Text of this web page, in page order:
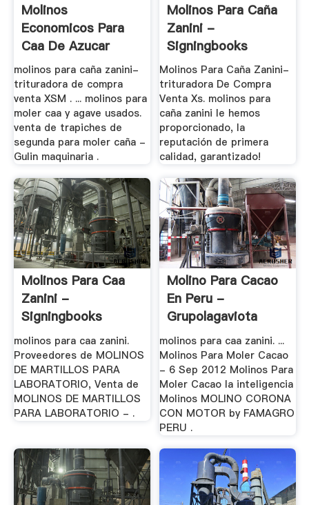
Molinos
Economicos Para
Caa De Azucar
Portatil
molinos para caña zanini-
trituradora de compra
venta XSM . ... molinos para
moler caa y agave usados.
venta de trapiches de
segunda para moler caña -
Gulin maquinaria .
Molinos Para Caña
Zanini -
Signingbooks
Molinos Para Caña Zanini-
trituradora De Compra
Venta Xs. molinos para
caña zanini le hemos
proporcionado, la
reputación de primera
calidad, garantizado!
Molinos Para Caa
Zanini -
Signingbooks
molinos para caa zanini.
Proveedores de MOLINOS
DE MARTILLOS PARA
LABORATORIO, Venta de
MOLINOS DE MARTILLOS
PARA LABORATORIO - .
Molino Para Cacao
En Peru -
Grupolagaviota
molinos para caa zanini. ...
Molinos Para Moler Cacao
- 6 Sep 2012 Molinos Para
Moler Cacao la inteligencia
Molinos MOLINO CORONA
CON MOTOR by FAMAGRO
PERU .